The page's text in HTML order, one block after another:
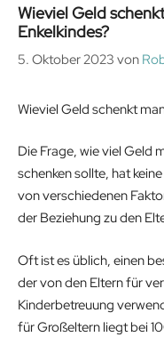
Wieviel Geld
Enkelkindes?
5. Oktober 2023 von
Wieviel Geld schenkt
Die Frage, wie viel Geld
schenken sollte, hat
von verschiedenen
der Beziehung zu den
Oft ist es üblich, einen
der von den Eltern für
Kinderbetreuung
für Großeltern liegt bei